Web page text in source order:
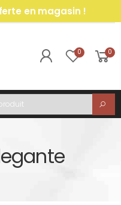
en magasin !
0 0